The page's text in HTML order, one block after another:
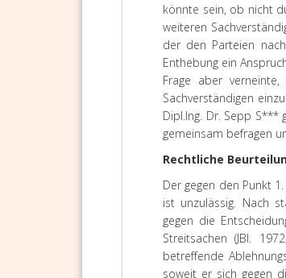
könnte sein, ob nicht
weiteren
der den Parteien
Enthebung ein
Frage aber
Sachverständigen
Dipl.Ing. Dr. Sepp S***
gemeinsam befragen
Rechtliche
Der gegen den Punkt
ist unzulässig. Nach
gegen die
Streitsachen (JBl.
betreffende
soweit er sich gegen